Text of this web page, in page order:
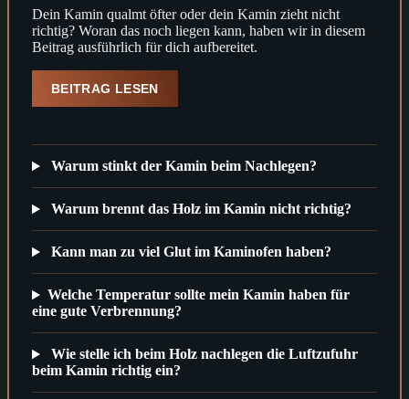
Dein Kamin qualmt öfter oder dein Kamin zieht nicht
richtig? Woran das noch liegen kann, haben wir in diesem
Beitrag ausführlich für dich aufbereitet.
BEITRAG LESEN
Warum stinkt der Kamin beim Nachlegen?
Warum brennt das Holz im Kamin nicht richtig?
Kann man zu viel Glut im Kaminofen haben?
Welche Temperatur sollte mein Kamin haben für
eine gute Verbrennung?
Wie stelle ich beim Holz nachlegen die Luftzufuhr
beim Kamin richtig ein?